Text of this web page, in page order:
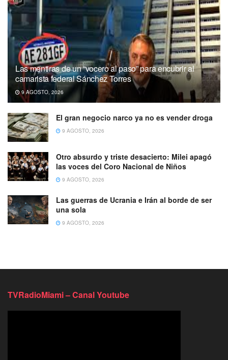
Las mentiras de un “vocero al paso” para encubrir al
camarista federal Sánchez Torres
9 AGOSTO, 2026
El gran negocio narco ya no es vender droga
9 AGOSTO, 2026
Otro absurdo y triste desacierto: Milei apagó
las voces del Coro Nacional de Niños
9 AGOSTO, 2026
Las guerras de Ucrania e Irán al borde de ser
una sola
9 AGOSTO, 2026
TVRadioMiami – Canal Youtube